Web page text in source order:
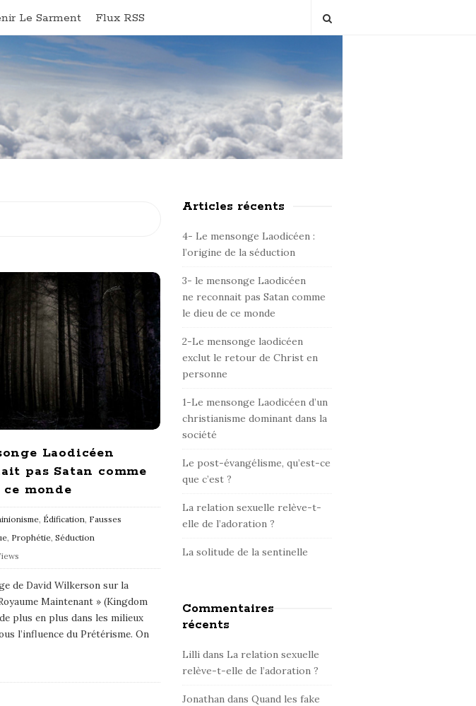
Le Sarment Flux RSS
Laodicéen
pas Satan comme
monde
, Édification Fausses
, Prophétie, Séduction
de David Wilkerson sur la
Maintenant » (Kingdom
plus en plus dans les milieux
l’influence du Prétérisme. On
S
t
S
i
d
e
b
a
Articles récents
4- Le mensonge Laodicéen :
l’origine de la séduction
3- le mensonge Laodicéen
ne reconnait pas Satan comme
le dieu de ce monde
2-Le mensonge laodicéen
exclut le retour de Christ en
personne
1-Le mensonge Laodicéen d’un
christianisme dominant dans la
société
Le post-évangélisme, qu’est-ce
que c’est ?
La relation sexuelle relève-t-
elle de l’adoration ?
La solitude de la sentinelle
Commentaires
récents
Lilli dans La relation sexuelle
relève-t-elle de l’adoration ?
Jonathan dansQuand les fake